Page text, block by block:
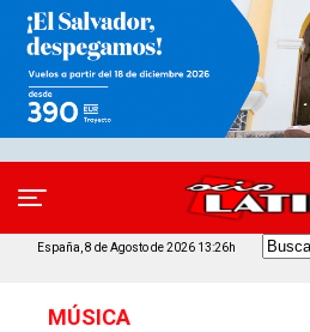
España, 8 de Agosto de 2026 13:26h
MÚSICA